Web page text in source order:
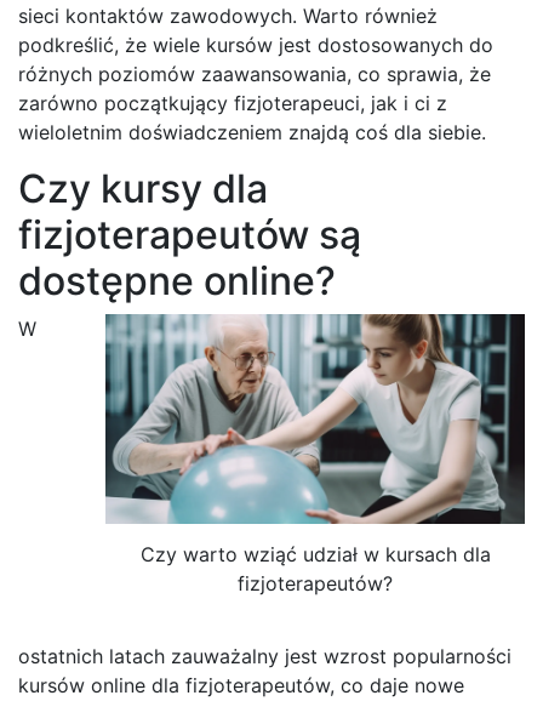
sieci kontaktów zawodowych. Warto również
podkreślić, że wiele kursów jest dostosowanych do
różnych poziomów zaawansowania, co sprawia, że
zarówno początkujący fizjoterapeuci, jak i ci z
wieloletnim doświadczeniem znajdą coś dla siebie.
Czy kursy dla
fizjoterapeutów są
dostępne online?
Czy warto wziąć udział w kursach dla
fizjoterapeutów?
W
ostatnich latach zauważalny jest wzrost popularności
kursów online dla fizjoterapeutów, co daje nowe